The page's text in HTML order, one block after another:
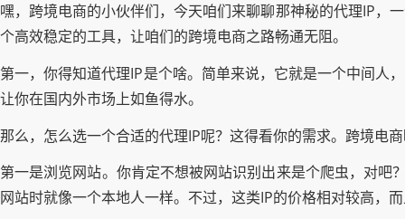
嘿，跨境电商的小伙伴们，今天咱们来聊聊那神秘的代理IP，
个高效稳定的工具，让咱们的跨境电商之路畅通无阻。
第一，你得知道代理IP是个啥。简单来说，它就是一个中间人
让你在国内外市场上如鱼得水。
那么，怎么选一个合适的代理IP呢？这得看你的需求。跨境电
第一是浏览网站。你肯定不想被网站识别出来是个爬虫，对吧
网站时就像一个本地人一样。不过，这类IP的价格相对较高，